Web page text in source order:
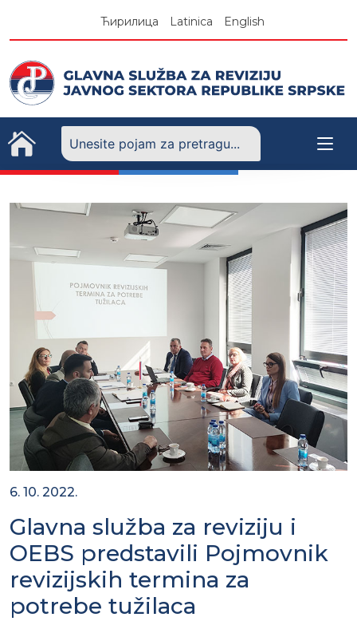
Ћирилица Latinica English
6. 10. 2022.
Glavna služba za reviziju i
OEBS predstavili Pojmovnik
revizijskih termina za
potrebe tužilaca